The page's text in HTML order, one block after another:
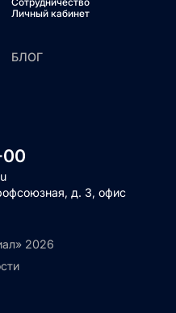
Личный кабинет
БЛОГ
00
д. 3, офис
2026